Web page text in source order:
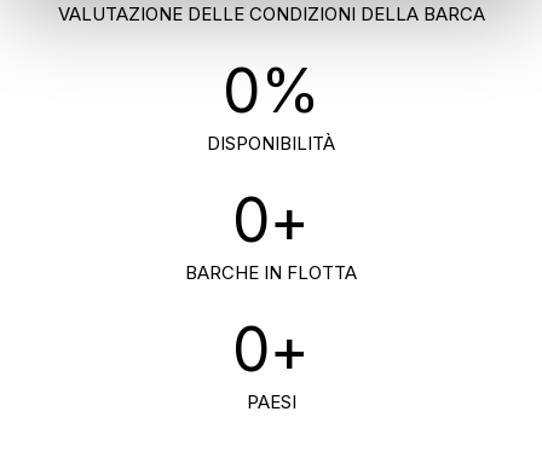
VALUTAZIONE DELLE CONDIZIONI DELLA BARCA
DISPONIBILITÀ
0%
BARCHE IN FLOTTA
0+
PAESI
0+